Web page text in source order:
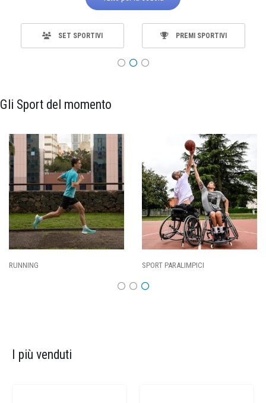
SET SPORTIVI PREMI SPORTIVI
Gli Sport del momento
SPORT PARALIMPICI
I più venduti